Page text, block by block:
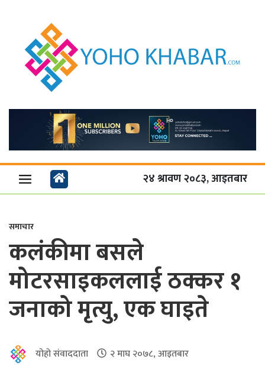
२४ श्रावण २०८३, आइतबार
समाचार
कलंकीमा बसले
मोटरसाइकललाई ठक्कर १
जनाको मृत्यु, एक घाइते
योहो संवाददाता २ माघ २०७८, आइतबार